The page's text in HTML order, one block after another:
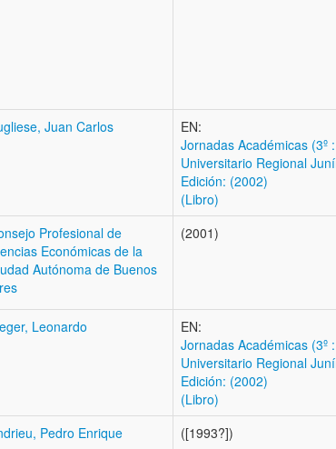
Juan Carlos
EN:
Jornadas Académicas (3º
Universitario Regional
Edición: (2002)
(Libro)
Profesional de
Económicas de la
Autónoma de Buenos
(2001)
Leonardo
EN:
Jornadas Académicas (3º
Universitario Regional
Edición: (2002)
(Libro)
Pedro Enrique ([1993?])